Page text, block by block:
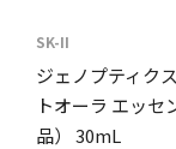
SK-II
ジェノプティク
トオーラ エッセ
品） 30mL